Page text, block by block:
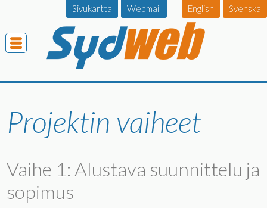
Svenska
English
Webmail
Sivukartta
Projektin vaiheet
Vaihe 1: Alustava suunnittelu ja
sopimus